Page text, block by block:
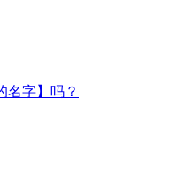
名字】吗？